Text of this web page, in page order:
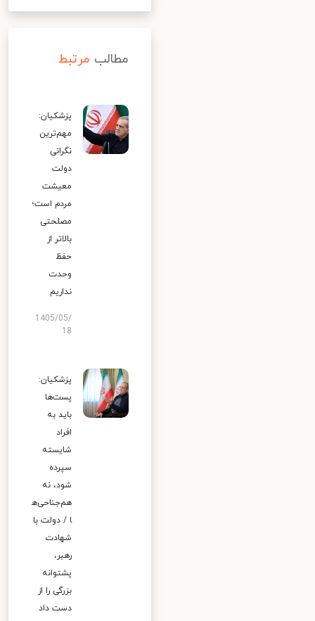
مطالب مرتبط
پزشکیان:
مهم‌ترین
نگرانی
دولت
معیشت
مردم است؛
مصلحتی
بالاتر از
حفظ
وحدت
نداریم
1405/05/
18
پزشکیان:
پست‌ها
باید به
افراد
شایسته
سپرده
شود، نه
هم‌جناحی‌ه
ا / دولت با
شهادت
رهبر،
پشتوانه
بزرگی را از
دست داد